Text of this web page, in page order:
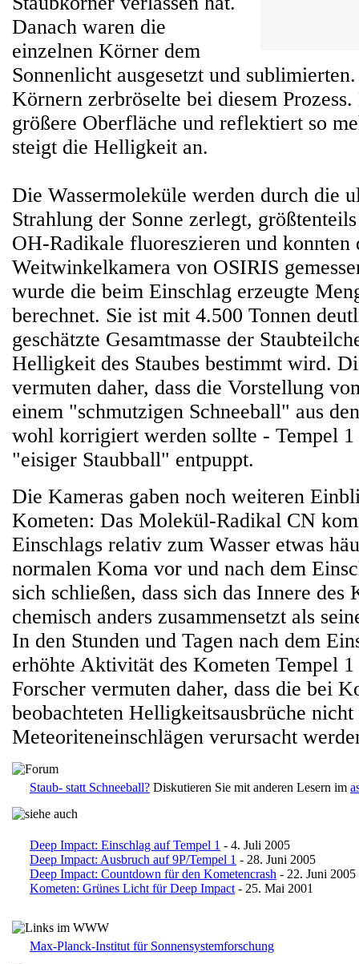
Danach waren die
einzelnen Körner dem
Sonnenlicht ausgesetzt und
Körnern zerbröselte bei diesem
größere Oberfläche und reflektiert so
steigt die Helligkeit an.
Die Wassermoleküle werden durch die
Strahlung der Sonne zerlegt,
OH-Radikale fluoreszieren und konnten
Weitwinkelkamera von OSIRIS
wurde die beim Einschlag erzeugte
berechnet. Sie ist mit 4.500 Tonnen
geschätzte Gesamtmasse der
Helligkeit des Staubes bestimmt wird.
vermuten daher, dass die Vorstellung
einem "schmutzigen Schneeball" aus
wohl korrigiert werden sollte - Tempel 1
"eisiger Staubball" entpuppt.
Die Kameras gaben noch weiteren
Kometen: Das Molekül-Radikal CN
Einschlags relativ zum Wasser etwas
normalen Koma vor und nach dem
sich schließen, dass sich das Innere des
chemisch anders zusammensetzt als
In den Stunden und Tagen nach dem
erhöhte Aktivität des Kometen Tempel
Forscher vermuten daher, dass die bei
beobachteten Helligkeitsausbrüche nicht
Meteoriteneinschlägen verursacht
Staub- statt Schneeball? Diskutieren Sie mit anderen Lesern im
Deep Impact: Einschlag auf Tempel 1 - 4. Juli 2005
Deep Impact: Ausbruch auf 9P/Tempel 1 - 28. Juni 2005
Deep Impact: Countdown für den Kometencrash - 22. Juni 2005
Kometen: Grünes Licht für Deep Impact - 25. Mai 2001
Max-Planck-Institut für Sonnensystemforschung